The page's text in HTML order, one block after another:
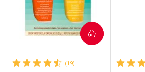
(19)
COMPRAR